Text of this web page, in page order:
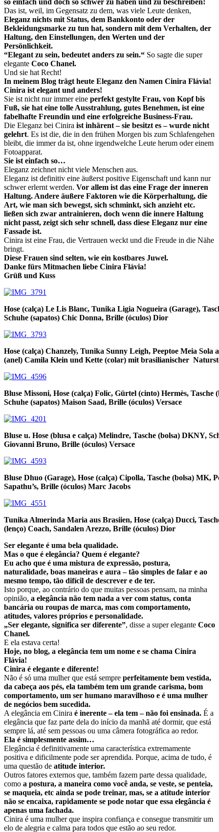
Das ist, weil, im Gegensatz zu dem, was viele Leute denken,
Eleganz nichts mit Status, dem Bankkonto oder der
Bekleidungsmarke zu tun hat, sondern mit dem Verhalten, der
Haltung, den Einstellungen, den Werten und der
Persönlichkeit.
“Elegant zu sein, bedeutet anders zu sein.“ So sagte die super
elegante Coco Chanel.
Und sie hat Recht!
In meinem Blog trägt heute Eleganz den Namen Cinira Flávia!
Cinira ist elegant und anders!
Sie ist nicht nur immer eine perfekt gestylte Frau, von Kopf bis
Fuß, sie hat eine tolle Ausstrahlung, gutes Benehmen, ist eine
fabelhafte Freundin und eine erfolgreiche Business-Frau.
Die Eleganz bei Cinira ist inhärent – sie besitzt es – wurde nicht
gelehrt. Es ist die, die in den frühen Morgen bis zum Schlafengehen
bleibt, die immer da ist, ohne irgendwelche Leute herum oder einem
Fotoapparat.
Sie ist einfach so…
Eleganz zeichnet nicht viele Menschen aus.
Eleganz ist definitiv eine äußerst positive Eigenschaft und kann nur
schwer erlernt werden. Vor allem ist das eine Frage der inneren
Haltung. Andere äußere Faktoren wie die Körperhaltung, die
Art, wie man sich bewegst, sich schminkt, sich anzieht etc.
ließen sich zwar antrainieren, doch wenn die innere Haltung
nicht passt, zeigt sich sehr schnell, dass diese Eleganz nur eine
Fassade ist.
Cinira ist eine Frau, die Vertrauen weckt und die Freude in die Nähe
bringt.
Diese Frauen sind selten, wie ein kostbares Juwel.
Danke fürs Mitmachen liebe Cinira Flávia!
Grüß und Kuss
Hose (calça) Le Lis Blanc, Tunika Ligia Nogueira (Garage),
Schuhe (sapatos) Chic Donna, Brille (óculos) Dior
Hose (calça) Chanzely, Tunika Sunny Leigh, Peeptoe Meia Sola
(anel) Camila Klein und Kette (colar) mit brasilianischer
Bluse Missoni, Hose (calça) Folic, Gürtel (cinto) Hermès, Tasche
Schuhe (sapatos) Maison Saad, Brille (óculos) Versace
Bluse u. Hose (blusa e calça) Melindre, Tasche (bolsa) DKNY,
Giovanni Bruno, Brille (óculos) Versace
Bluse Dhuo (Garage), Hose (calça) Cipolla, Tasche (bolsa) MK,
Sapathu’s, Brille (óculos) Marc Jacobs
Tunika Almerinda Maria aus Brasiien, Hose (calça) Ducci,
(lenço) Coach, Sandalen Arezzo, Brille (óculos) Dior
Ser elegante é uma bela qualidade.
Mas o que é elegância? Quem é elegante?
Eu acho que é uma mistura de expressão, postura,
naturalidade, boas maneiras e aura – tão simples de falar e ao
mesmo tempo, tão difícil de descrever e de ter.
Isto porque, ao contrário do que muitas pessoas pensam, na minha
opinião, a elegância não tem nada a ver com status, conta
bancária ou roupas de marca, mas com comportamento,
atitudes, valores próprios e personalidade.
„Ser elegante, significa ser diferente”, disse a super elegante Coco
Chanel.
E ela estava certa!
Hoje, no blog, a elegância tem um nome e se chama Cinira
Flávia!
Cinira é elegante e diferente!
Não é só uma mulher que está sempre perfeitamente bem vestida,
da cabeça aos pés, ela também tem um grande carisma, bom
comportamento, um ser humano maravilhoso e é uma mulher
de negócios bem sucedida.
A elegância em Cinira é inerente – ela tem – não foi ensinada. É a
elegância que faz parte dela do início da manhã até dormir, que está
sempre lá, até sem pessoas ou uma câmera fotográfica ao redor.
Ela é simplesmente assim…
Elegância é definitivamente uma característica extremamente
positiva e dificilmente pode ser aprendida. Porque, acima de tudo, é
uma questão de atitude interior.
Outros fatores externos que, também fazem parte dessa qualidade,
como a postura, a maneira como você anda, se veste, se penteia,
se maqueia, etc ainda se pode treinar, mas, se a atitude interior
não se encaixa, rapidamente se pode notar que essa elegância é
apenas uma fachada.
Cinira é uma mulher que inspira confiança e consegue transmitir um
elo de alegria e calma para todos que estão ao seu redor.